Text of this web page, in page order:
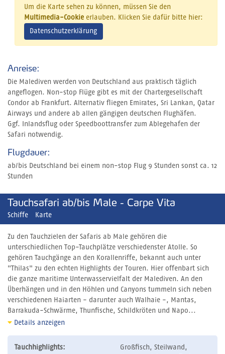
Um die Karte sehen zu können, müssen Sie den
Multimedia-Cookieerlauben. Klicken Sie dafür bitte hier:
Datenschutzerklärung
Anreise:
Die Malediven werden von Deutschland aus praktisch täglich
angeflogen. Non-stop Flüge gibt es mit der Chartergesellschaft
Condor ab Frankfurt. Alternativ fliegen Emirates, Sri Lankan, Qatar
Airways und andere ab allen gängigen deutschen Flughäfen.
Ggf. Inlandsflug oder Speedboottransfer zum Ablegehafen der
Safari notwendig.
Flugdauer:
ab/bis Deutschland bei einem non-stop Flug 9 Stunden sonst ca. 12
Stunden
Tauchsafari ab/bis Male - Carpe Vita
Schiffe Karte
Zu den Tauchzielen der Safaris ab Male gehören die
unterschiedlichen Top-Tauchplätze verschiedenster Atolle. So
gehören Tauchgänge an den Korallenriffe, bekannt auch unter
"Thilas" zu den echten Highlights der Touren. Hier offenbart sich
die ganze maritime Unterwasservielfalt der Malediven. An den
Überhängen und in den Höhlen und Canyons tummeln sich neben
verschiedenen Haiarten - darunter auch Walhaie -, Mantas,
Barrakuda-Schwärme, Thunfische, Schildkröten und Napo...
Details anzeigen
Tauchhighlights:
Großfisch, Steilwand,